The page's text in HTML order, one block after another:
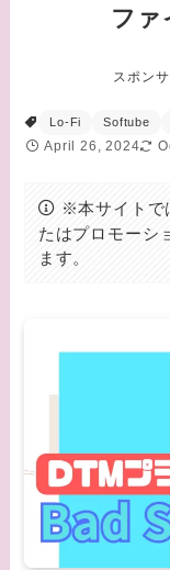
ファ
スポン
Lo-Fi Softube
April 26, 2024
※本サイトで
たはプロモーシ
ます。